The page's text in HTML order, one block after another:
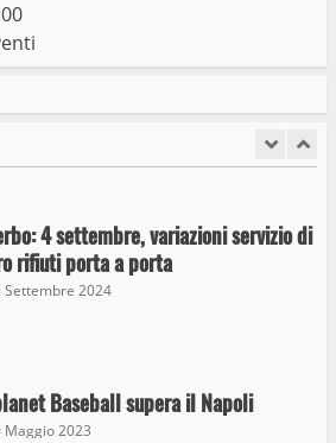
arrestano due giovani per
4 settembre, variazioni servizio di
rifiuti porta a porta
Settembre 2024
Baseball supera il Napoli
Maggio 2023